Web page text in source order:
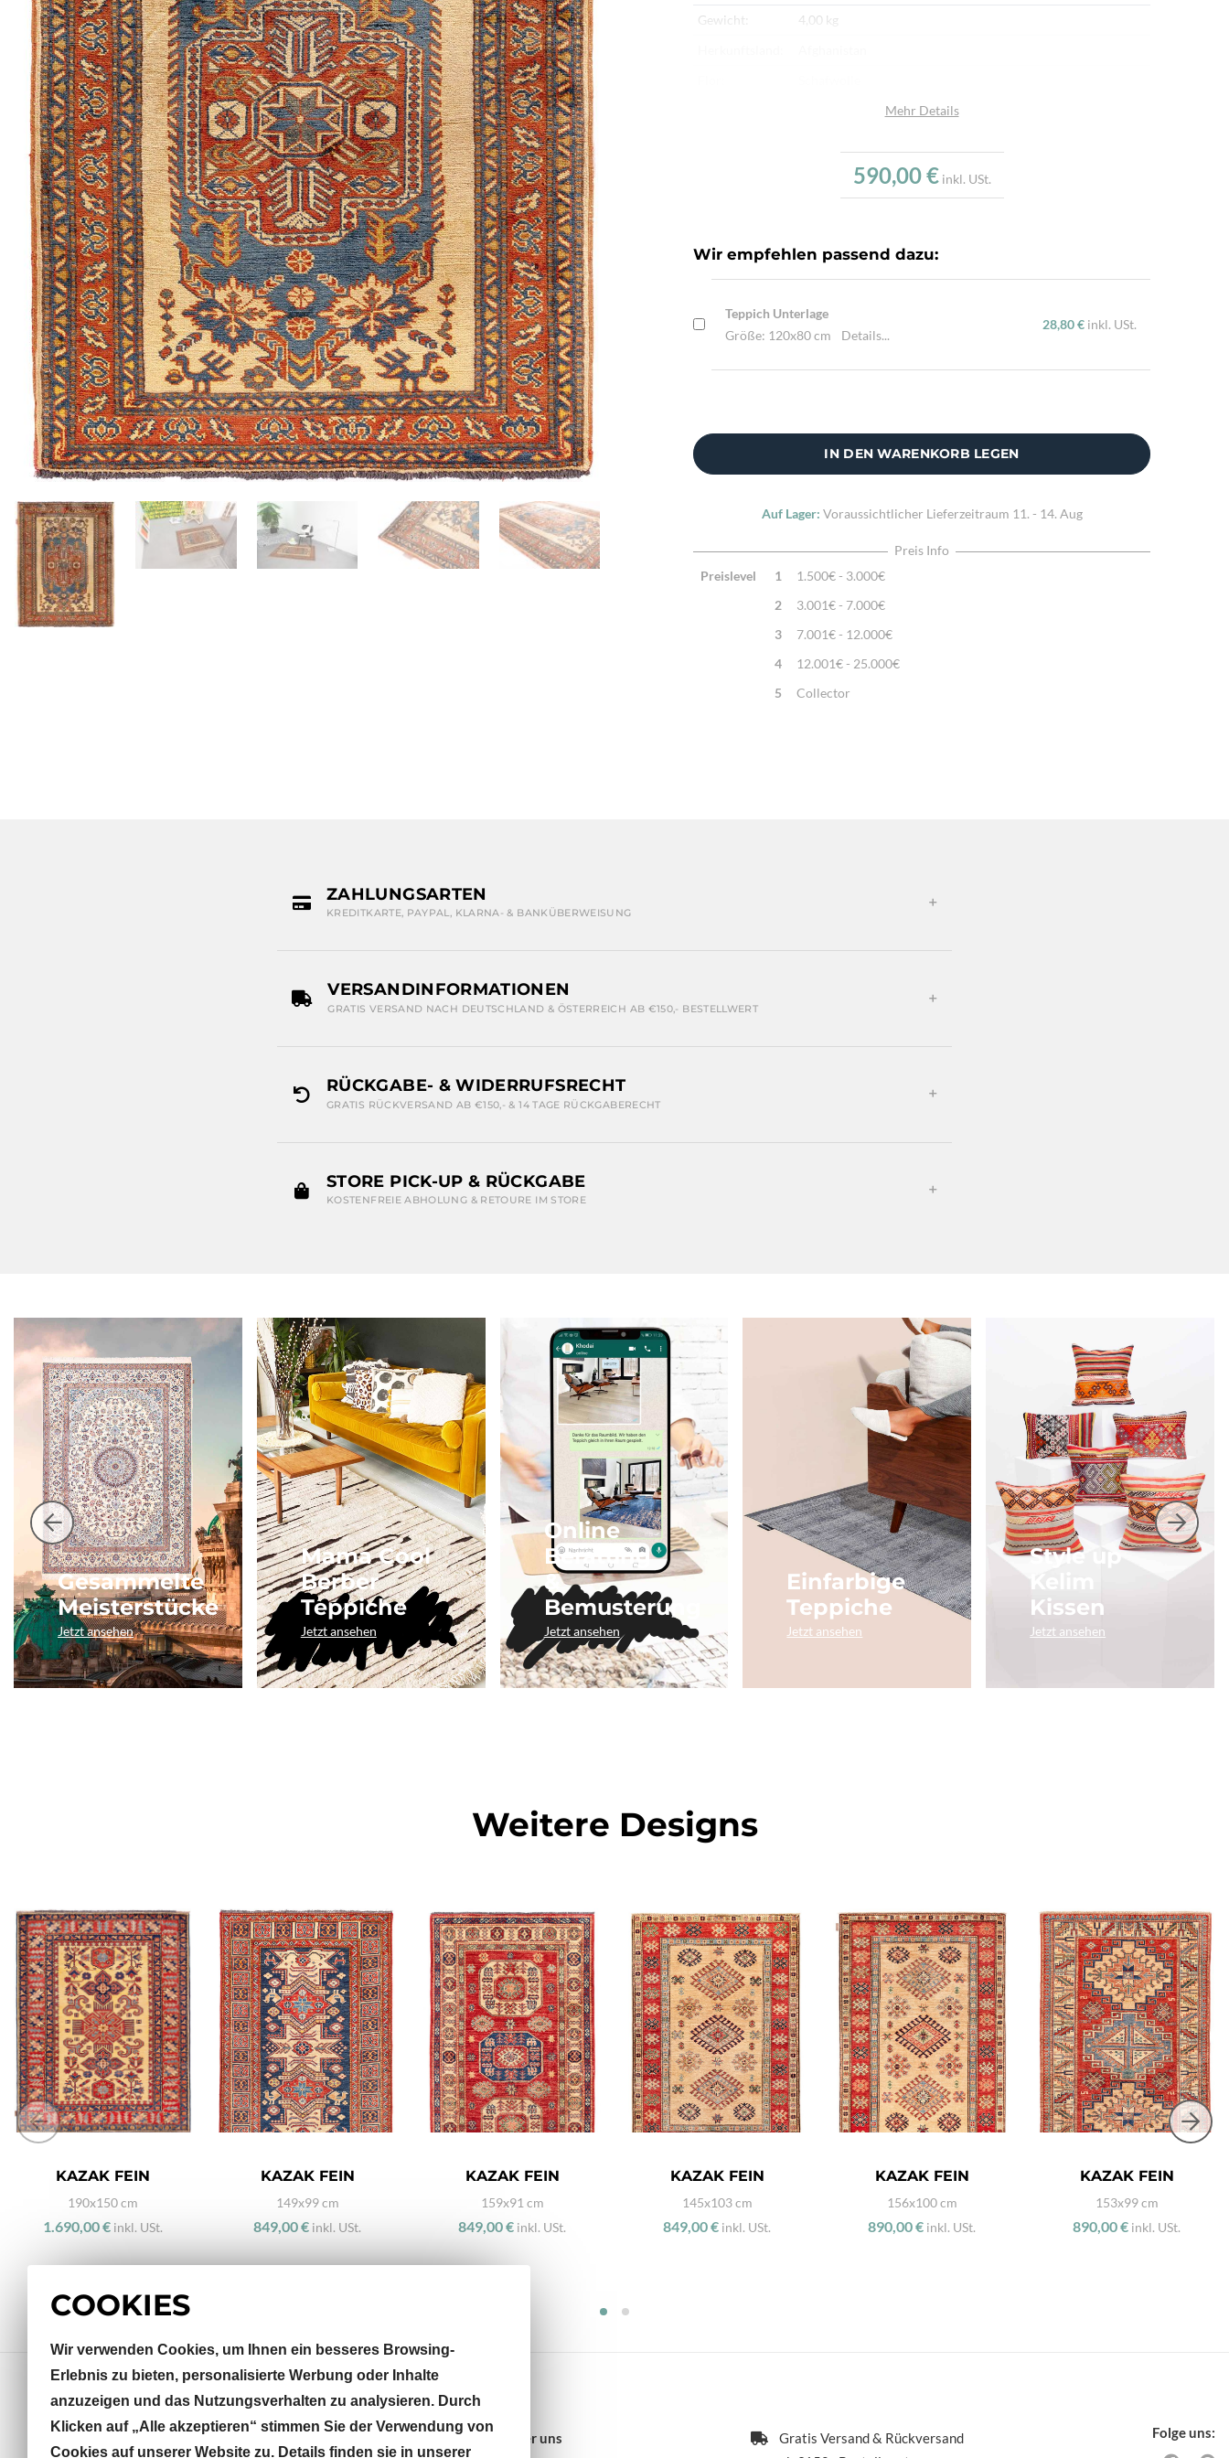
Gewicht:
4,00 kg
230.000/m²
Sehr fein per Hand geknüpft
Glänzende Hochlandschafwolle
Mehr Details
590,00 € inkl. USt.
Wir empfehlen passend dazu:
Teppich Unterlage
Größe: 120x80 cm
Details...
28,80 € inkl. USt.
IN DEN WARENKORB LEGEN
Auf Lager: Voraussichtlicher Lieferzeitraum 11. - 14. Aug
Preis Info
Preislevel
1
1.500€ - 3.000€
2
3.001€ - 7.000€
3
7.001€ - 12.000€
4
12.001€ - 25.000€
5
Collector
ZAHLUNGSARTEN
KREDITKARTE, PAYPAL, KLARNA- & BANKÜBERWEISUNG
VERSANDINFORMATIONEN
GRATIS VERSAND NACH DEUTSCHLAND & ÖSTERREICH AB €150,- BESTELLWERT
RÜCKGABE- & WIDERRUFSRECHT
GRATIS RÜCKVERSAND AB €150,- & 14 TAGE RÜCKGABERECHT
STORE PICK-UP & RÜCKGABE
KOSTENFREIE ABHOLUNG & RETOURE IM STORE
Gesammelte
Meisterstücke
Jetzt ansehen
Mama Cool
Berber
Teppiche
Jetzt ansehen
Online
Beratung
&
Bemusterung
Jetzt ansehen
Einfarbige
Teppiche
Jetzt ansehen
Style up
Kelim
Kissen
Jetzt ansehen
Weitere Designs
KAZAK FEIN
190x150 cm
1.690,00 € inkl. USt.
KAZAK FEIN
149x99 cm
849,00 € inkl. USt.
KAZAK FEIN
159x91 cm
849,00 € inkl. USt.
KAZAK FEIN
145x103 cm
849,00 € inkl. USt.
KAZAK FEIN
156x100 cm
890,00 € inkl. USt.
KAZAK FEIN
153x99 cm
890,00 € inkl. USt.
COOKIES
Wir verwenden Cookies, um Ihnen ein besseres Browsing-
Erlebnis zu bieten, personalisierte Werbung oder Inhalte
anzuzeigen und das Nutzungsverhalten zu analysieren. Durch
Klicken auf „Alle akzeptieren“ stimmen Sie der Verwendung von
Cookies auf unserer Website zu. Details finden sie in unserer
Über uns
Gratis Versand & Rückversand
Folge uns: